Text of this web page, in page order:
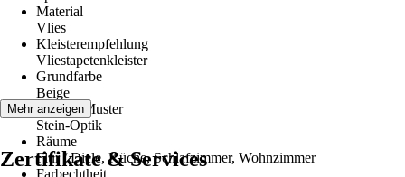
Material
Vlies
Kleisterempfehlung
Vliestapetenkleister
Grundfarbe
Beige
Dekor / Muster
Stein-Optik
Räume
Flur / Diele, Küche, Schlafzimmer, Wohnzimmer
Farbechtheit
Mehr anzeigen
Zertifikate & Services